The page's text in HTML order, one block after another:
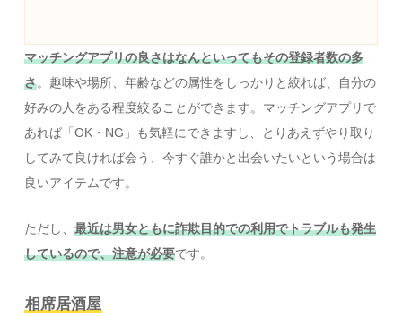
マッチングアプリの良さはなんといってもその登録者数の多
さ。趣味や場所、年齢などの属性をしっかりと絞れば、自分の
好みの人をある程度絞ることができます。マッチングアプリで
あれば「OK・NG」も気軽にできますし、とりあえずやり取り
してみて良ければ会う、今すぐ誰かと出会いたいという場合は
良いアイテムです。
ただし、最近は男女ともに詐欺目的での利用でトラブルも発生
しているので、注意が必要です。
相席居酒屋